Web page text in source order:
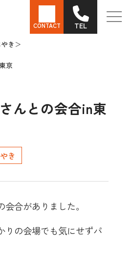
CONTACT
TEL
き
京
んとの会合in東
き
合がありました。
りの会場でも気にせずパ